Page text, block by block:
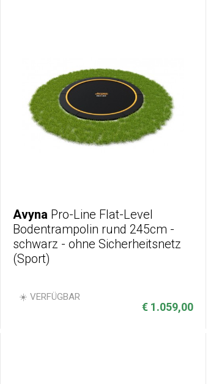
Avyna Pro-Line Flat-Level
Bodentrampolin rund 245cm -
schwarz - ohne Sicherheitsnetz
(Sport)
€ 1.059,00
☀️ VERFÜGBAR